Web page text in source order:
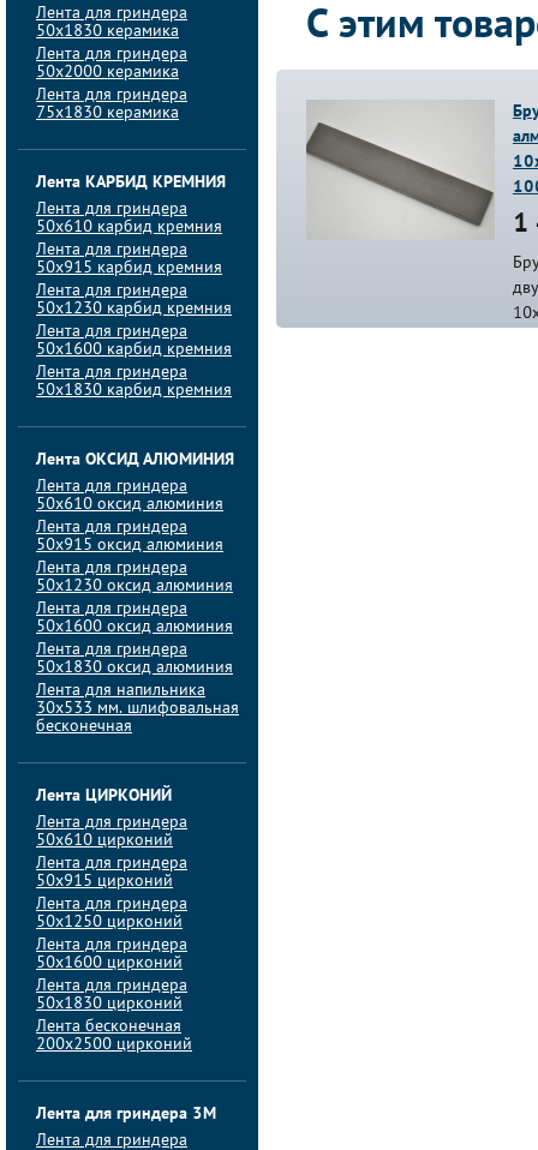
Лента для гриндера
50х1830 керамика
Лента для гриндера
50х2000 керамика
Лента для гриндера
75х1830 керамика
Лента КАРБИД КРЕМНИЯ
Лента для гриндера
50х610 карбид кремния
Лента для гриндера
50х915 карбид кремния
Лента для гриндера
50х1230 карбид кремния
Лента для гриндера
50х1600 карбид кремния
Лента для гриндера
50х1830 карбид кремния
Лента ОКСИД АЛЮМИНИЯ
Лента для гриндера
50х610 оксид алюминия
Лента для гриндера
50х915 оксид алюминия
Лента для гриндера
50х1230 оксид алюминия
Лента для гриндера
50х1600 оксид алюминия
Лента для гриндера
50х1830 оксид алюминия
Лента для напильника
30х533 мм. шлифовальная
бесконечная
Лента ЦИРКОНИЙ
Лента для гриндера
50х610 цирконий
Лента для гриндера
50х915 цирконий
Лента для гриндера
50х1250 цирконий
Лента для гриндера
50х1600 цирконий
Лента для гриндера
50x1830 цирконий
Лента бесконечная
200х2500 цирконий
Лента для гриндера 3M
Лента для гриндера
С этим
1